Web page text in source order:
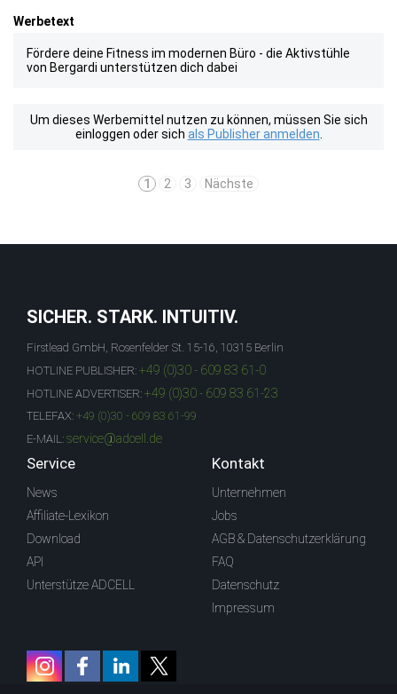
Werbetext
Fördere deine Fitness im modernen Büro - die Aktivstühle
von Bergardi unterstützen dich dabei
Um dieses Werbemittel nutzen zu können, müssen Sie sich
einloggen oder sich als Publisher anmelden
1 2 3 Nächste
SICHER. STARK. INTUITIV.
Firstlead GmbH, Rosenfelder St. 15-16, 10315 Berlin
HOTLINE PUBLISHER: +49 (0)30 - 609 83 61-0
HOTLINE ADVERTISER: +49 (0)30 - 609 83 61-23
TELEFAX: +49 (0)30 - 609 83 61-99
E-MAIL: service@adcell.de
Service
News
Affiliate-Lexikon
Download
API
Unterstütze ADCELL
Kontakt
Unternehmen
Jobs
AGB & Datenschutzerklärung
FAQ
Datenschutz
Impressum